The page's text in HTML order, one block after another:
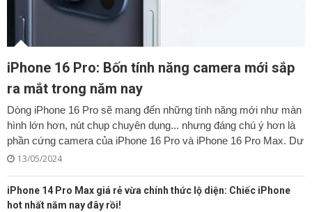
iPhone 16 Pro: Bốn tính năng camera mới sắp
ra mắt trong năm nay
Dòng iPhone 16 Pro sẽ mang đến những tính năng mới như màn
hình lớn hơn, nút chụp chuyên dụng... nhưng đáng chú ý hơn là
phần cứng camera của iPhone 16 Pro và iPhone 16 Pro Max. Dư
13/05/2024
iPhone 14 Pro Max giá rẻ vừa chính thức lộ diện: Chiếc iPhone
hot nhất năm nay đây rồi!